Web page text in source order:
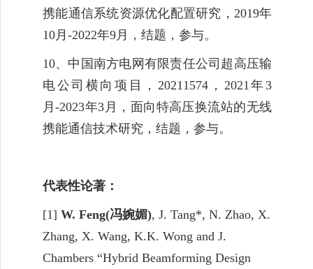
携能通信系统资源优化配置研究， 2019年
10月 -2022年9月，结题，参与。
10、中国南方电网有限责任公司超高压输
电公司横向项目， 20211574， 2021年3
月-2023年3 月，面向特高压换流站的无线
携能通信技术研究，结题，参与。
代表性论著：
[1] W. Feng(冯婉媚), J. Tang*, N. Zhao, X.
Zhang, X. Wang, K.K. Wong and J.
Chambers “Hybrid Beamforming Design